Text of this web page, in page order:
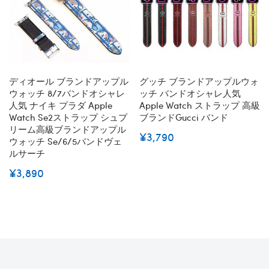
ディオール ブランドアップル
ウォッチ 8/7バンドオシャレ
人気 ナイキ プラダ Apple
Watch Se2ストラップ シュプ
リーム高級ブランドアップル
ウォッチ Se/6/5バンドヴェ
ルサーチ
¥3,890
グッチ ブランドアップルウォ
ッチ バンドオシャレ人気
Apple Watch ストラップ 高級
ブランドGucci バンド
¥3,790